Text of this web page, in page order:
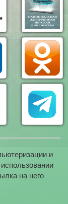
и
на него